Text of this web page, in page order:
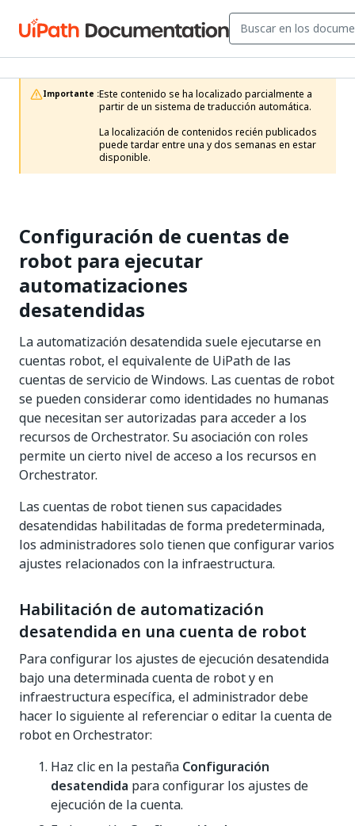
Importante :Este contenido se ha localizado parcialmente a
partir de un sistema de traducción automática.
La localización de contenidos recién publicados
puede tardar entre una y dos semanas en estar
disponible.
Configuración de cuentas de
robot para ejecutar
automatizaciones
desatendidas
La automatización desatendida suele ejecutarse en
cuentas robot, el equivalente de UiPath de las
cuentas de servicio de Windows. Las cuentas de robot
se pueden considerar como identidades no humanas
que necesitan ser autorizadas para acceder a los
recursos de Orchestrator. Su asociación con roles
permite un cierto nivel de acceso a los recursos en
Orchestrator.
Las cuentas de robot tienen sus capacidades
desatendidas habilitadas de forma predeterminada,
los administradores solo tienen que configurar varios
ajustes relacionados con la infraestructura.
Habilitación de automatización
desatendida en una cuenta de robot
Para configurar los ajustes de ejecución desatendida
bajo una determinada cuenta de robot y en
infraestructura específica, el administrador debe
hacer lo siguiente al referenciar o editar la cuenta de
robot en Orchestrator:
Haz clic en la pestaña Configuración
desatendida para configurar los ajustes de
ejecución de la cuenta.